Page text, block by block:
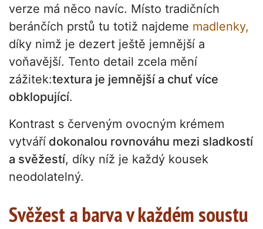
verze má něco navíc. Místo tradičních
beránčích prstů tu totiž najdeme madlenky,
díky nimž je dezert ještě jemnější a
voňavější. Tento detail zcela mění
zážitek:textura je jemnější a chuť více
obklopující.
Kontrast s červeným ovocným krémem
vytváří dokonalou rovnováhu mezi sladkostí
a svěžestí, díky níž je každý kousek
neodolatelný.
Svěžest a barva v každém soustu